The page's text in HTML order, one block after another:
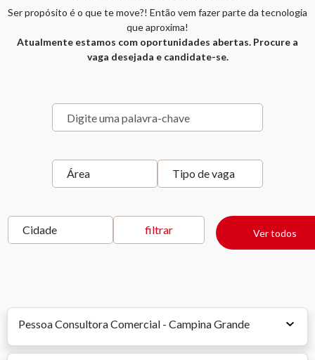
Ser propósito é o que te move?! Então vem fazer parte da tecnologia
que aproxima!
Atualmente estamos com oportunidades abertas. Procure a
vaga desejada e candidate-se.
Ver todos
Pessoa Consultora Comercial - Campina Grande